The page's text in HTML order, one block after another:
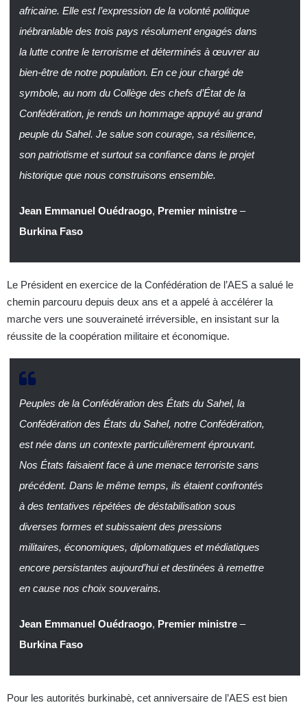
africaine. Elle est l’expression de la volonté politique
inébranlable des trois pays résolument engagés dans
la lutte contre le terrorisme et déterminés à œuvrer au
bien-être de notre population. En ce jour chargé de
symbole, au nom du Collège des chefs d’État de la
Confédération, je rends un hommage appuyé au grand
peuple du Sahel. Je salue son courage, sa résilience,
son patriotisme et surtout sa confiance dans le projet
historique que nous construisons ensemble.
Jean Emmanuel Ouédraogo, Premier ministre –
Burkina Faso
Le Président en exercice de la Confédération de l’AES a salué le
chemin parcouru depuis deux ans et a appelé à accélérer la
marche vers une souveraineté irréversible, en insistant sur la
réussite de la coopération militaire et économique.
Peuples de la Confédération des États du Sahel, la
Confédération des États du Sahel, notre Confédération,
est née dans un contexte particulièrement éprouvant.
Nos États faisaient face à une menace terroriste sans
précédent. Dans le même temps, ils étaient confrontés
à des tentatives répétées de déstabilisation sous
diverses formes et subissaient des pressions
militaires, économiques, diplomatiques et médiatiques
encore persistantes aujourd’hui et destinées à remettre
en cause nos choix souverains.
Jean Emmanuel Ouédraogo, Premier ministre –
Burkina Faso
Pour les autorités burkinabè, cet anniversaire de l’AES est bien